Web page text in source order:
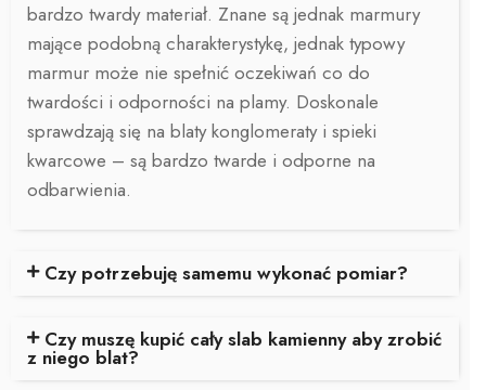
bardzo twardy materiał. Znane są jednak marmury
mające podobną charakterystykę, jednak typowy
marmur może nie spełnić oczekiwań co do
twardości i odporności na plamy. Doskonale
sprawdzają się na blaty konglomeraty i spieki
kwarcowe – są bardzo twarde i odporne na
odbarwienia.
Czy potrzebuję samemu wykonać pomiar?
Czy muszę kupić cały slab kamienny aby zrobić
z niego blat?